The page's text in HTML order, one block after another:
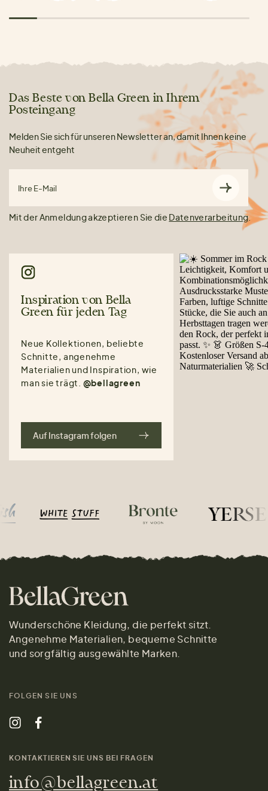
Das Beste von Bella Green in Ihrem
Posteingang
Melden Sie sich für unseren Newsletter an, damit Ihnen keine
Neuheit entgeht
Ihre E-Mail
Mit der Anmeldung akzeptieren Sie die Datenverarbeitung.
Inspiration von Bella
Green für jeden Tag
Neue Kollektionen, beliebte
Schnitte, angenehme
Materialien und Inspiration, wie
man sie trägt. @bellagreen
Auf Instagram folgen
Wunderschöne Kleidung, die perfekt sitzt.
Angenehme Materialien, bequeme Schnitte
und sorgfältig ausgewählte Marken.
FOLGEN SIE UNS
KONTAKTIEREN SIE UNS BEI FRAGEN
info@bellagreen.at